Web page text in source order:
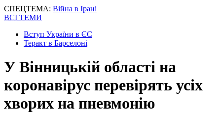
СПЕЦТЕМА: Війна в Ірані
ВСІ ТЕМИ
Вступ України в ЄС
Теракт в Барселоні
У Вінницькій області на
коронавірус перевірять усіх
хворих на пневмонію